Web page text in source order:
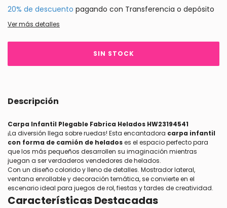
20% de descuento pagando con Transferencia o depósito
Ver más detalles
Descripción
Carpa Infantil Plegable Fabrica Helados HW23194541
¡La diversión llega sobre ruedas! Esta encantadora carpa infantil
con forma de camión de heladoses el espacio perfecto para
que los más pequeños desarrollen su imaginación mientras
juegan a ser verdaderos vendedores de helados.
Con un diseño colorido y lleno de detalles. Mostrador lateral,
ventana enrollable y decoración temática, se convierte en el
escenario ideal para juegos de rol, fiestas y tardes de creatividad.
Características Destacadas